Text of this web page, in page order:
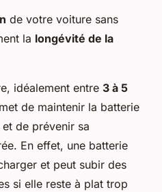
de votre voiture sans
la longévité de la
idéalement entre 3 à 5
de maintenir la batterie
de prévenir sa
En effet, une batterie
et peut subir des
si elle reste à plat trop